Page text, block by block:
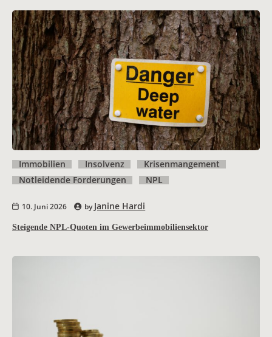
Immobilien Insolvenz
Krisenmangement
Notleidende Forderungen
NPL
10. Juni 2026 byJanine Hardi
Steigende NPL-Quoten im Gewerbeimmobiliensektor